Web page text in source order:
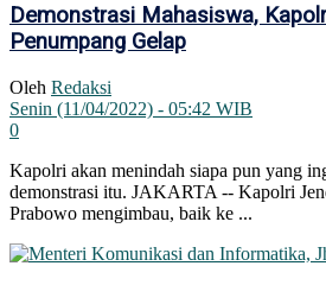
Demonstrasi Mahasiswa,
Penumpang Gelap
Oleh Redaksi
Senin (11/04/2022) - 05:42 WIB
0
Kapolri akan menindah siapa pun yang
demonstrasi itu. JAKARTA -- Kapolri
Prabowo mengimbau, baik ke ...